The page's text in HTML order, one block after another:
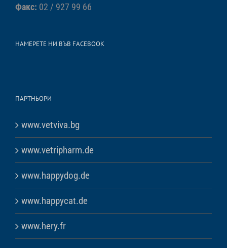
Факс: 02 / 927 99 66
НАМЕРЕТЕ НИ ВЪВ FACEBOOK
ПАРТНЬОРИ
www.vetviva.bg
www.vetripharm.de
www.happydog.de
www.happycat.de
www.hery.fr